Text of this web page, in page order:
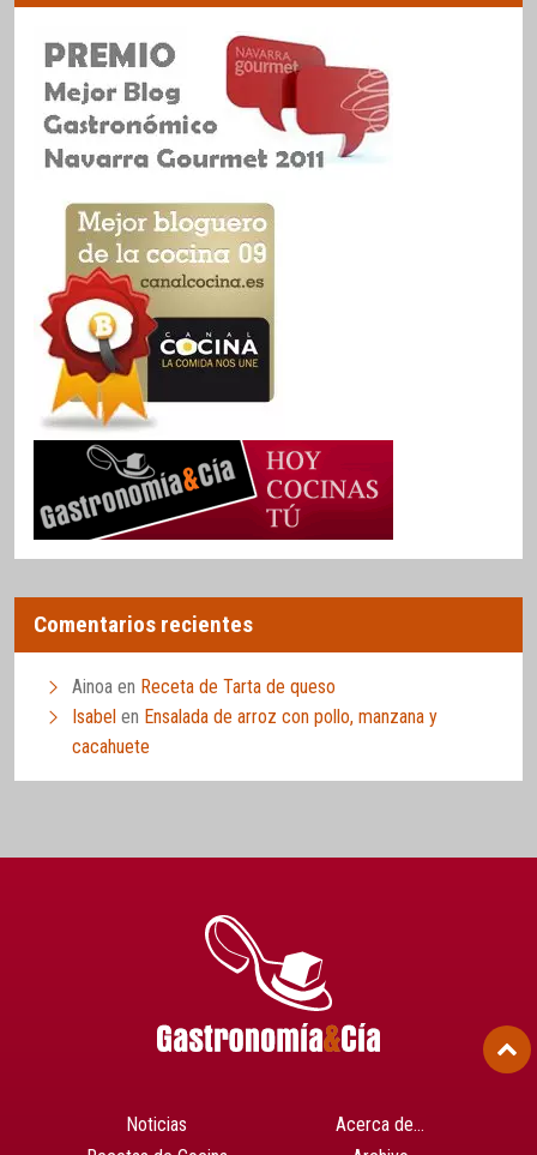
Comentarios recientes
Ainoa en Receta de Tarta de queso
Isabel en Ensalada de arroz con pollo, manzana y
cacahuete
Noticias
Acerca de…